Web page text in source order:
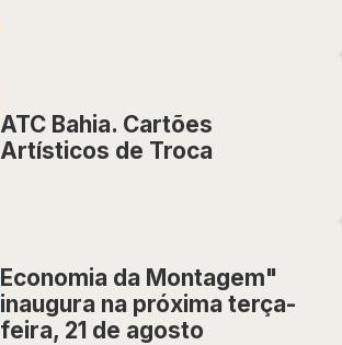
ATC Bahia. Cartões
Artísticos de Troca
Economia da Montagem"
inaugura na próxima terça-
feira, 21 de agosto